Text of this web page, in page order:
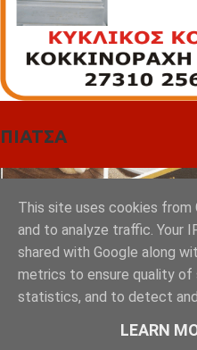
ΠΙΑΤΣΑ
This site uses cookies
and to analyze traffic. Your
shared with Google along
metrics to ensure quality of
statistics, and to detect
LEARN